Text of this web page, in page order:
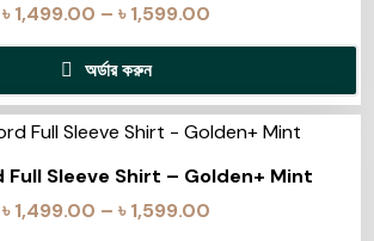
৳1,499.00 – ৳1,599.00
অর্ডার করুন
Full Sleeve Shirt – Golden+ Mint
৳1,499.00 – ৳1,599.00